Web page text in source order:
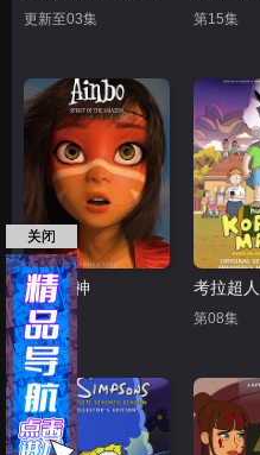
更新至03集 第15集
丛林精神
正片
考拉超人
第08集
关闭